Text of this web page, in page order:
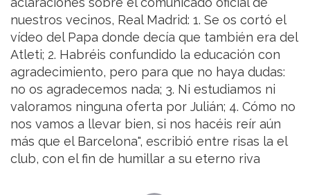
nuestros vecinos, Real Madrid: 1. Se os cortó el
vídeo del Papa donde decía que también era del
Atleti; 2. Habréis confundido la educación con
agradecimiento, pero para que no haya dudas:
no os agradecemos nada; 3. Ni estudiamos ni
valoramos ninguna oferta por Julián; 4. Cómo no
nos vamos a llevar bien, si nos hacéis reír aún
más que el Barcelona", escribió entre risas la el
club, con el fin de humillar a su eterno riva